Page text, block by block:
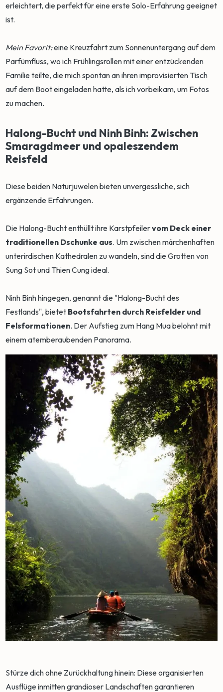
erleichtert, die perfekt für eine erste Solo-Erfahrung geeignet
ist.
Mein Favorit:eine Kreuzfahrt zum Sonnenuntergang auf dem
Parfümfluss, wo ich Frühlingsrollen mit einer entzückenden
Familie teilte, die mich spontan an ihren improvisierten Tisch
auf dem Boot eingeladen hatte, als ich vorbeikam, um Fotos
zu machen.
Halong-Bucht und Ninh Binh: Zwischen
Smaragdmeer und opaleszendem
Reisfeld
Diese beiden Naturjuwelen bieten unvergessliche, sich
ergänzende Erfahrungen.
Die Halong-Bucht enthüllt ihre Karstpfeilervom Deck einer
traditionellen Dschunke aus. Um zwischen märchenhaften
unterirdischen Kathedralen zu wandeln, sind die Grotten von
Sung Sot und Thien Cung ideal.
Ninh Binh hingegen, genannt die "Halong-Bucht des
Festlands", bietet Bootsfahrten durch Reisfelder und
Felsformationen. Der Aufstieg zum Hang Mua belohnt mit
einem atemberaubenden Panorama.
Stürze dich ohne Zurückhaltung hinein: Diese organisierten
Ausflüge inmitten grandioser Landschaften garantieren